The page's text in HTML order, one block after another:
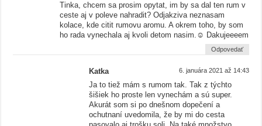
Tinka, chcem sa prosim opytat, im by sa dal ten rum v
ceste aj v poleve nahradit? Odjakziva neznasam
kolace, kde citit rumovu aromu. A okrem toho, by som
ho rada vynechala aj kvoli detom nasim.☺️ Dakujeeeem
Odpovedať
Katka 6. januára 2021 až 14:43
Ja to tiež mám s rumom tak. Tak z týchto
šišiek ho proste len vynechám a sú super.
Akurát som si po dnešnom dopečení a
ochutnaní uvedomila, že by mi do cesta